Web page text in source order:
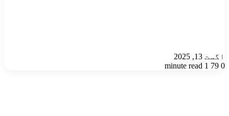
اگست 13, 2025
0
1 minute read